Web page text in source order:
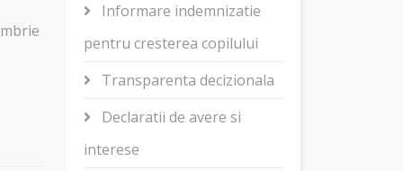
Informare indemnizatie
pentru cresterea copilului
Transparenta decizionala
Declaratii de avere si
interese